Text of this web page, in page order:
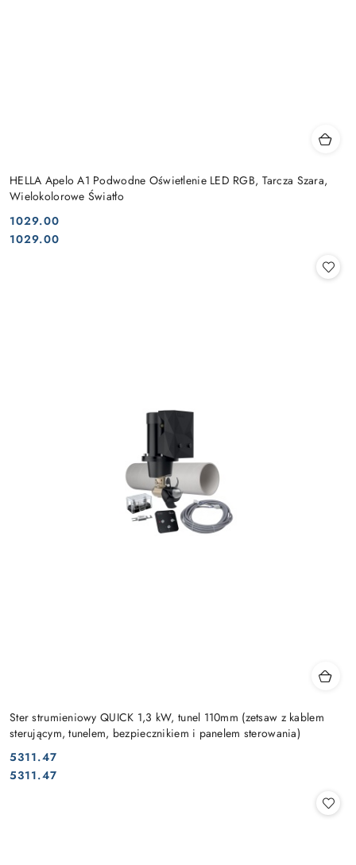
HELLA Apelo A1 Podwodne Oświetlenie LED RGB, Tarcza Szara,
Wielokolorowe Światło
Cena:
1029.00
Cena:
1029.00
Ster strumieniowy QUICK 1,3 kW, tunel 110mm (zetsaw z kablem
sterującym, tunelem, bezpiecznikiem i panelem sterowania)
Cena:
5311.47
Cena:
5311.47